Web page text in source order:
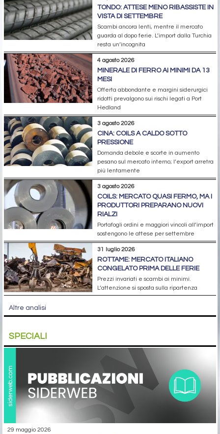
TONDO: ATTESE MENO RIBASSISTE IN
VISTA DI SETTEMBRE
Scambi ancora lenti, mentre il mercato
guarda al dopo ferie. L’import dalla Turchia
resta un’incognita
4 agosto 2026
MINERALE DI FERRO AI MINIMI DA 13
MESI
Offerta abbondante e margini siderurgici
ridotti prevalgono sui rischi legati a Port
Hedland
3 agosto 2026
CINA: COILS A CALDO SOTTO
PRESSIONE
Domanda debole e scorte in aumento
pesano sul mercato interno; l’export arretra
più lentamente
3 agosto 2026
COILS: MERCATO QUASI FERMO, MA I
PRODUTTORI PREPARANO NUOVI
RIALZI
Portafogli ordini e maggiori vincoli all’import
sostengono le attese per settembre
31 luglio 2026
ROTTAME: MERCATO ITALIANO
CONGELATO PRIMA DELLE FERIE
Prezzi invariati e scambi ai minimi.
L’attenzione si sposta sulla ripartenza
Altre analisi
SPECIALI
29 maggio 2026